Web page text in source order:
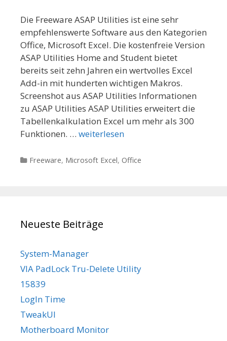
Die Freeware ASAP Utilities ist eine sehr
empfehlenswerte Software aus den Kategorien
Office, Microsoft Excel. Die kostenfreie Version
ASAP Utilities Home and Student bietet
bereits seit zehn Jahren ein wertvolles Excel
Add-in mit hunderten wichtigen Makros.
Screenshot aus ASAP Utilities Informationen
zu ASAP Utilities ASAP Utilities erweitert die
Tabellenkalkulation Excel um mehr als 300
Funktionen. … weiterlesen
Kategorien
Freeware, Microsoft Excel, Office
Neueste Beiträge
System-Manager
VIA PadLock Tru-Delete Utility
15839
LogIn Time
TweakUI
Motherboard Monitor